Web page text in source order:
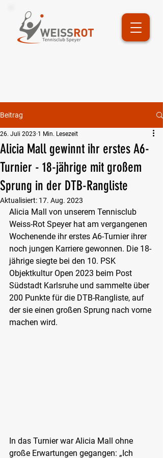
Beitrag
Alicia Mall gewinnt ihr erstes A6-
Turnier - 18-jährige mit großem
Sprung in der DTB-Rangliste
26. Juli 2023 1 Min. Lesezeit
Aktualisiert: 17. Aug. 2023
Alicia Mall von unserem Tennisclub
Weiss-Rot Speyer hat am vergangenen
Wochenende ihr erstes A6-Turnier ihrer
noch jungen Karriere gewonnen. Die 18-
jährige siegte bei den 10. PSK
Objektkultur Open 2023 beim Post
Südstadt Karlsruhe und sammelte über
200 Punkte für die DTB-Rangliste, auf
der sie einen großen Sprung nach vorne
machen wird.
In das Turnier war Alicia Mall ohne
große Erwartungen gegangen: „Ich